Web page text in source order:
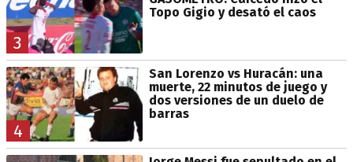
3
Topo Gigio y desató el caos
4
San Lorenzo vs Huracán: una
muerte, 22 minutos de juego y
dos versiones de un duelo de
barras